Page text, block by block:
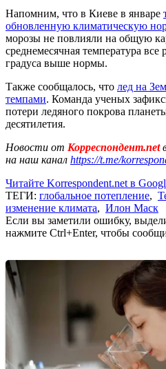
Напомним, что в Киеве в январе
обновленную климатическую
морозы не повлияли на общую
среднемесячная температура все
градуса выше нормы.
Также сообщалось, что лед на
темпами. Команда ученых
потери ледяного покрова
десятилетия.
Новости от Корреспондент.net
на наш канал https://t.me/
Читайте Korrespondent.net в
ТЕГИ: глобальное потепление,
изменение климата, Илон Маск
Если вы заметили ошибку,
нажмите Ctrl+Enter, чтобы